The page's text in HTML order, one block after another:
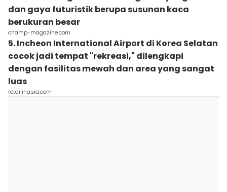
dan gaya futuristik berupa susunan kaca
berukuran besar
champ-magazine.com
5. Incheon International Airport di Korea Selatan
cocok jadi tempat "rekreasi," dilengkapi
dengan fasilitas mewah dan area yang sangat
luas
retailinasia.com